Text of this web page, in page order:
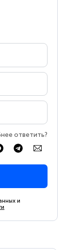
ответить?
и